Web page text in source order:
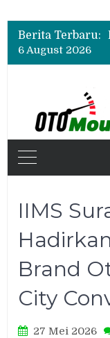
Berita Terbaru:
6 August 2026
IIMS
Brand
City
27 Mei 2026